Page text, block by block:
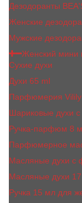
Дезодоранты
Женские
Мужские
Женский
Сухие духи
Духи 65 ml
Парфюмерия
Шариковые духи
Ручка-парфюм 8
Парфюмерное
Масляные духи c
Масляные духи
Ручка 15 мл для